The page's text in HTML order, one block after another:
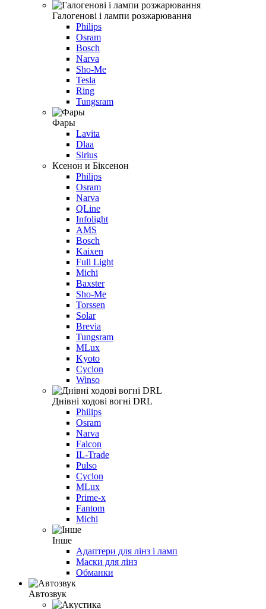
Галогенові і лампи розжарювання
Philips
Osram
Bosch
Narva
Sho-Me
Tesla
Ring
Tungsram
Фары
Lavita
Dlaa
Sirius
Ксенон и Біксенон
Philips
Osram
Narva
QLine
Infolight
AMS
Bosch
Kaixen
Full Light
Michi
Baxster
Sho-Me
Torssen
Solar
Brevia
Tungsram
MLux
Kyoto
Cyclon
Winso
Днівні ходові вогні DRL
Philips
Osram
Narva
Falcon
IL-Trade
Pulso
Cyclon
MLux
Prime-x
Fantom
Michi
Інше
Адаптери для лінз і ламп
Маски для лінз
Обманки
Автозвук